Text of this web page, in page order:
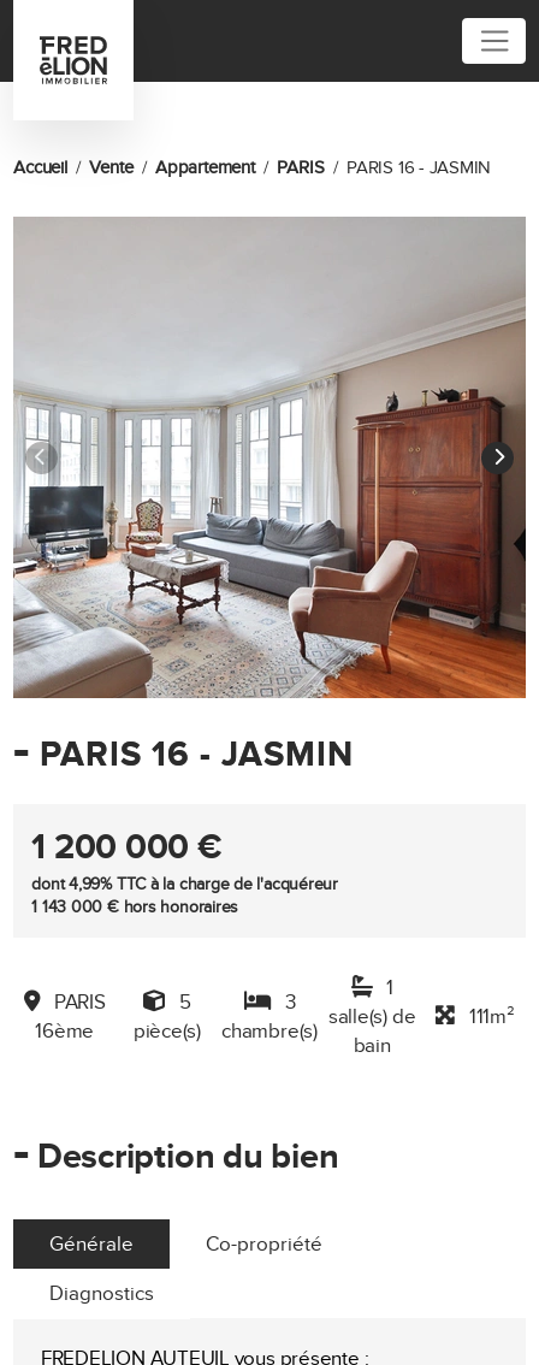
01 86 95 52 62
Accueil Vente Appartement PARIS PARIS 16 - JASMIN
- PARIS 16 - JASMIN
1 200 000 €
dont 4,99% TTC à la charge de l'acquéreur
1 143 000 € hors honoraires
PARIS
16ème
5
pièce(s)
3
chambre(s)
1
salle(s) de
bain
111m²
- Description du bien
Générale Co-propriété
Diagnostics
FREDELION AUTEUIL vous présente :